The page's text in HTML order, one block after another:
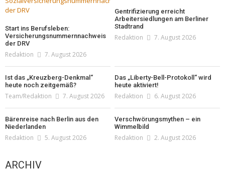
Start ins Berufsleben:
Versicherungsnummernnachweis
der DRV
Redaktion 7. August 2026
Gentrifizierung erreicht
Arbeitersiedlungen am Berliner
Stadtrand
Redaktion 7. August 2026
Ist das „Kreuzberg-Denkmal“
heute noch zeitgemäß?
Team/Redaktion 7. August 2026
Das „Liberty-Bell-Protokoll“ wird
heute aktiviert!
Redaktion 6. August 2026
Bärenreise nach Berlin aus den
Niederlanden
Redaktion 5. August 2026
Verschwörungsmythen – ein
Wimmelbild
Redaktion 2. August 2026
ARCHIV